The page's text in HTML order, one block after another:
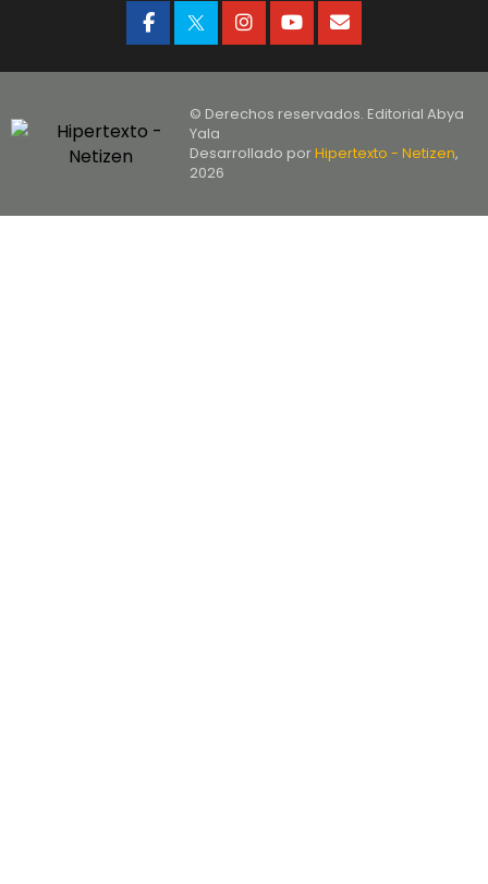
© Derechos reservados. Editorial Abya
Yala
Desarrollado porHipertexto - Netizen,
2026